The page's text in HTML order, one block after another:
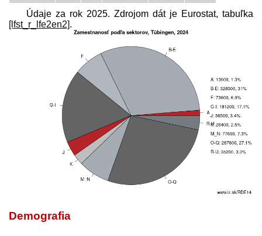
Údaje za rok 2025. Zdrojom dát je Eurostat, tabuľka
[lfst_r_lfe2en2].
Demografia